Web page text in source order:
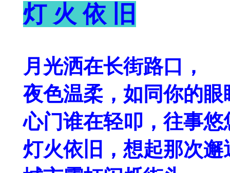
灯 火 依 旧
月光洒在长街路口，
夜色温柔，如同你的眼
心门谁在轻叩，往事悠
灯火依旧，想起那次邂